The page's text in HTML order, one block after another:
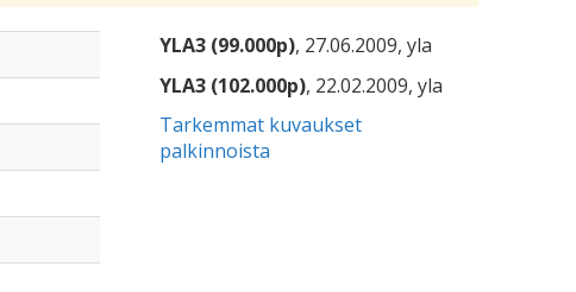
YLA3 (99.000p), 27.06.2009, yla
YLA3 (102.000p), 22.02.2009, yla
Tarkemmat kuvaukset
palkinnoista